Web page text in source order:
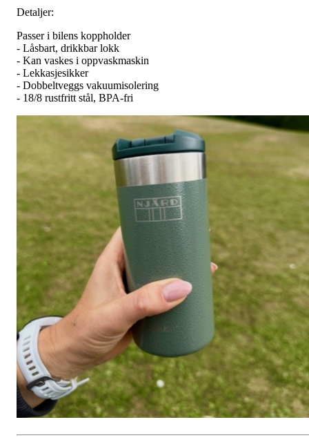
Detaljer:
Passer i bilens koppholder
- Låsbart, drikkbar lokk
- Kan vaskes i oppvaskmaskin
- Lekkasjesikker
- Dobbeltveggs vakuumisolering
- 18/8 rustfritt stål, BPA-fri